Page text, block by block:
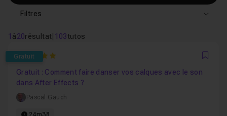
1 à20résultat 103tutos
Filtres
Gratuit
5
Gratuit : Comment faire danser vos calques avec le son
dans After Effects ?
Pascal Gauch
24m38